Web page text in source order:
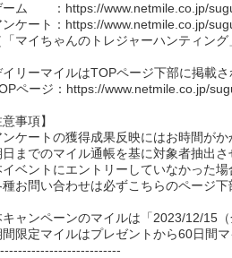
ム ：https://www.netmile.co.jp/
ケート：https://www.netmile.co.jp/
マイちゃんのトレジャーハンティング
リーマイルはTOPページ下部に掲載さ
ページ：https://www.netmile.co.jp/
意事項】
ンケートの獲得成果反映にはお時間が
日までのマイル通帳を基に対象者抽出
イベントにエントリーしていなかった
種お問い合わせは必ずこちらのページ
ャンペーンのマイルは「2023/12/15
限定マイルはプレゼントから60日間